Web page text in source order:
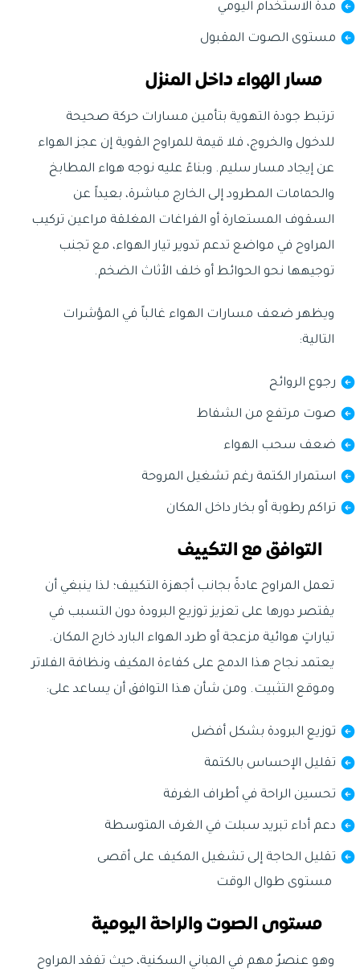
مدة الاستخدام اليومي
مستوى الصوت المقبول
مسار الهواء داخل المنزل
ترتبط جودة التهوية بتأمين مسارات حركة صحيحة
للدخول والخروج، فلا قيمة للمراوح القوية إن عجز الهواء
عن إيجاد مسار سليم. وبناءً عليه نوجه هواء المطابخ
والحمامات المطرود إلى الخارج مباشرة، بعيداً عن
السقوف المستعارة أو الفراغات المغلقة مراعين تركيب
المراوح في مواضع تدعم تدوير تيار الهواء، مع تجنب
توجيهها نحو الحوائط أو خلف الأثاث الضخم.
ويظهر ضعف مسارات الهواء غالباً في المؤشرات
التالية:
رجوع الروائح
صوت مرتفع من الشفاط
ضعف سحب الهواء
استمرار الكتمة رغم تشغيل المروحة
تراكم رطوبة أو بخار داخل المكان
التوافق مع التكييف
تعمل المراوح عادةً بجانب أجهزة التكييف؛ لذا ينبغي أن
يقتصر دورها على تعزيز توزيع البرودة دون التسبب في
تياراتٍ هوائية مزعجة أو طرد الهواء البارد خارج المكان.
يعتمد نجاح هذا الدمج على كفاءة المكيف ونظافة الفلاتر
وموقع التثبيت. ومن شأن هذا التوافق أن يساعد على:
توزيع البرودة بشكل أفضل
تقليل الإحساس بالكتمة
تحسين الراحة في أطراف الغرفة
دعم أداء تبريد سبلت في الغرف المتوسطة
تقليل الحاجة إلى تشغيل المكيف على أقصى
مستوى طوال الوقت
مستوى الصوت والراحة اليومية
وهو عنصرٌ مهم في المباني السكنية، حيث تفقد المراوح